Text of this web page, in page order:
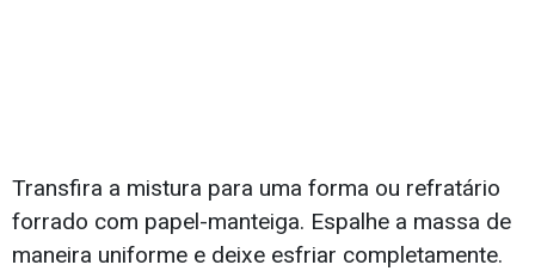
Transfira a mistura para uma forma ou refratário
forrado com papel-manteiga. Espalhe a massa de
maneira uniforme e deixe esfriar completamente.